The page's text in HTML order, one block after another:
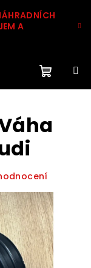
A
Přihlášení
košík